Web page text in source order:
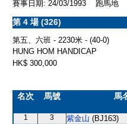
賽事日期: 24/03/1993 跑馬地
第 4 場 (326)
第五、六班 - 2230米 - (40-0)
HUNG HOM HANDICAP
HK$ 300,000
名次 馬號 馬
1 3 紫金山 (BJ163)